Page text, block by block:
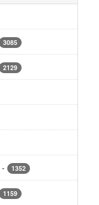
3085
2129
- 1352
1159